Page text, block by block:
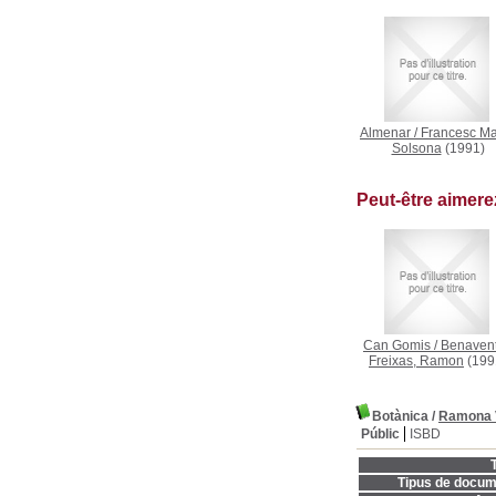
Almenar / Francesc
Solsona(1991)
Peut-être
Can Gomis /
Freixas, Ramon
Botànica / Ramona
Públic
ISBD
Tipus de